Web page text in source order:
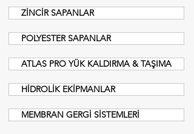
ZİNCİR SAPANLAR
POLYESTER SAPANLAR
ATLAS PRO YÜK KALDIRMA & TAŞIMA
HİDROLİK EKİPMANLAR
MEMBRAN GERGİ SİSTEMLERİ